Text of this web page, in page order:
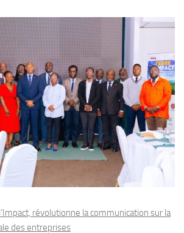
révolutionne la communication sur la
des entreprises